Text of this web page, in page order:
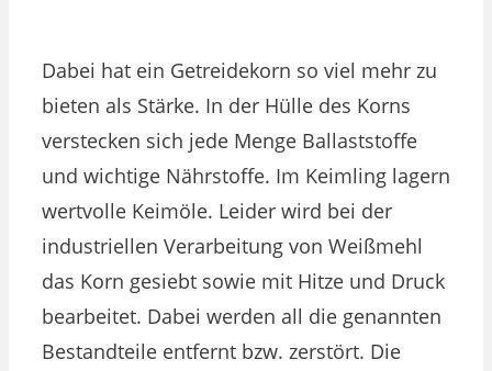
Dabei hat ein Getreidekorn so viel mehr zu
bieten als Stärke. In der Hülle des Korns
verstecken sich jede Menge Ballaststoffe
und wichtige Nährstoffe. Im Keimling lagern
wertvolle Keimöle. Leider wird bei der
industriellen Verarbeitung von Weißmehl
das Korn gesiebt sowie mit Hitze und Druck
bearbeitet. Dabei werden all die genannten
Bestandteile entfernt bzw. zerstört. Die